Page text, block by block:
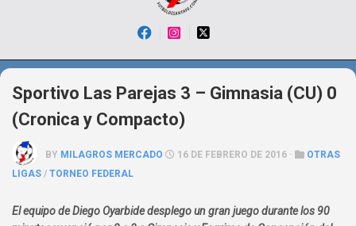
Sportivo Las Parejas 3 – Gimnasia (CU) 0
(Cronica y Compacto)
BY MILAGROS MERCADO 16 DE FEBRERO DE 2016 ·
OTRAS
LIGAS / TORNEO FEDERAL
El equipo de Diego Oyarbide desplego un gran juego durante los 90